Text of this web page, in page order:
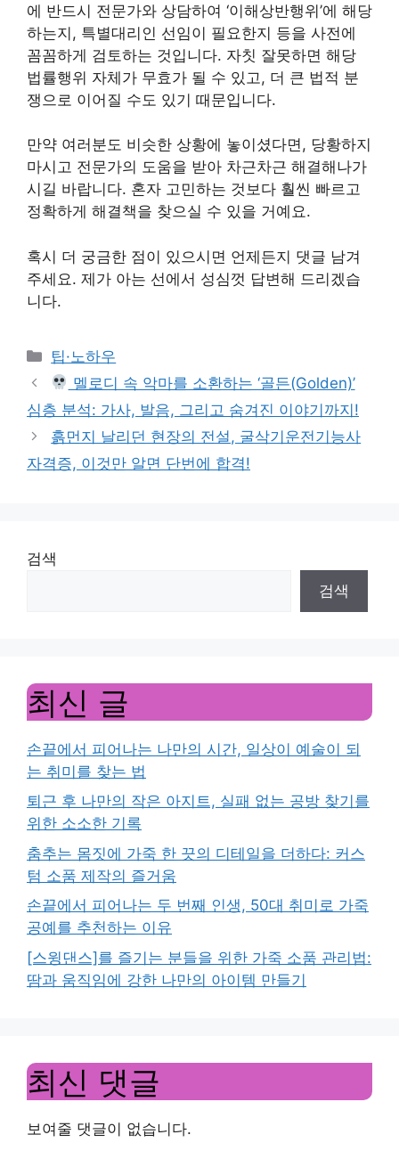
에 반드시 전문가와 상담하여 ‘이해상반행위’에 해당
하는지, 특별대리인 선임이 필요한지 등을 사전에
꼼꼼하게 검토하는 것입니다. 자칫 잘못하면 해당
법률행위 자체가 무효가 될 수 있고, 더 큰 법적 분
쟁으로 이어질 수도 있기 때문입니다.
만약 여러분도 비슷한 상황에 놓이셨다면, 당황하지
마시고 전문가의 도움을 받아 차근차근 해결해나가
시길 바랍니다. 혼자 고민하는 것보다 훨씬 빠르고
정확하게 해결책을 찾으실 수 있을 거예요.
혹시 더 궁금한 점이 있으시면 언제든지 댓글 남겨
주세요. 제가 아는 선에서 성심껏 답변해 드리겠습
니다.
Categories
팁·노하우
멜로디 속 악마를 소환하는 ‘골든(Golden)’
심층 분석: 가사, 발음, 그리고 숨겨진 이야기까지!
흙먼지 날리던 현장의 전설, 굴삭기운전기능사
자격증, 이것만 알면 단번에 합격!
검색
검색
최신 글
손끝에서 피어나는 나만의 시간, 일상이 예술이 되
는 취미를 찾는 법
퇴근 후 나만의 작은 아지트, 실패 없는 공방 찾기를
위한 소소한 기록
춤추는 몸짓에 가죽 한 끗의 디테일을 더하다: 커스
텀 소품 제작의 즐거움
손끝에서 피어나는 두 번째 인생, 50대 취미로 가죽
공예를 추천하는 이유
[스윙댄스]를 즐기는 분들을 위한 가죽 소품 관리법:
땀과 움직임에 강한 나만의 아이템 만들기
최신 댓글
보여줄 댓글이 없습니다.